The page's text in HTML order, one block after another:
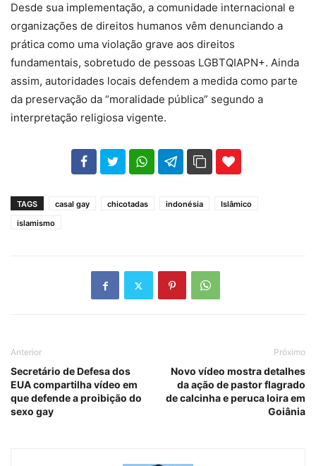
Desde sua implementação, a comunidade internacional e
organizações de direitos humanos vêm denunciando a
prática como uma violação grave aos direitos
fundamentais, sobretudo de pessoas LGBTQIAPN+. Ainda
assim, autoridades locais defendem a medida como parte
da preservação da “moralidade pública” segundo a
interpretação religiosa vigente.
102 35
TAGS casal gay chicotadas indonésia
Islâmico
islamismo
Anterior
Secretário de Defesa dos
EUA compartilha vídeo em
que defende a proibição do
sexo gay
Próximo
Novo vídeo mostra detalhes
da ação de pastor flagrado
de calcinha e peruca loira em
Goiânia